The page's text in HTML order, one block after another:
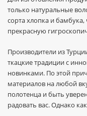
только натуральные
сорта хлопка и
прекрасную
Производители из
ткацкие традиции с
новинками. По этой
материалов на любой
полотенца и быть
радовать вас. Однако